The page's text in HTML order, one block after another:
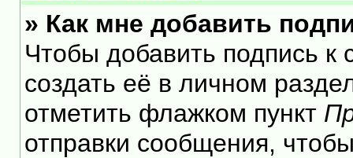
» Как мне добавить
Чтобы добавить подпись
создать её в личном
отметить флажком пункт
отправки сообщения,